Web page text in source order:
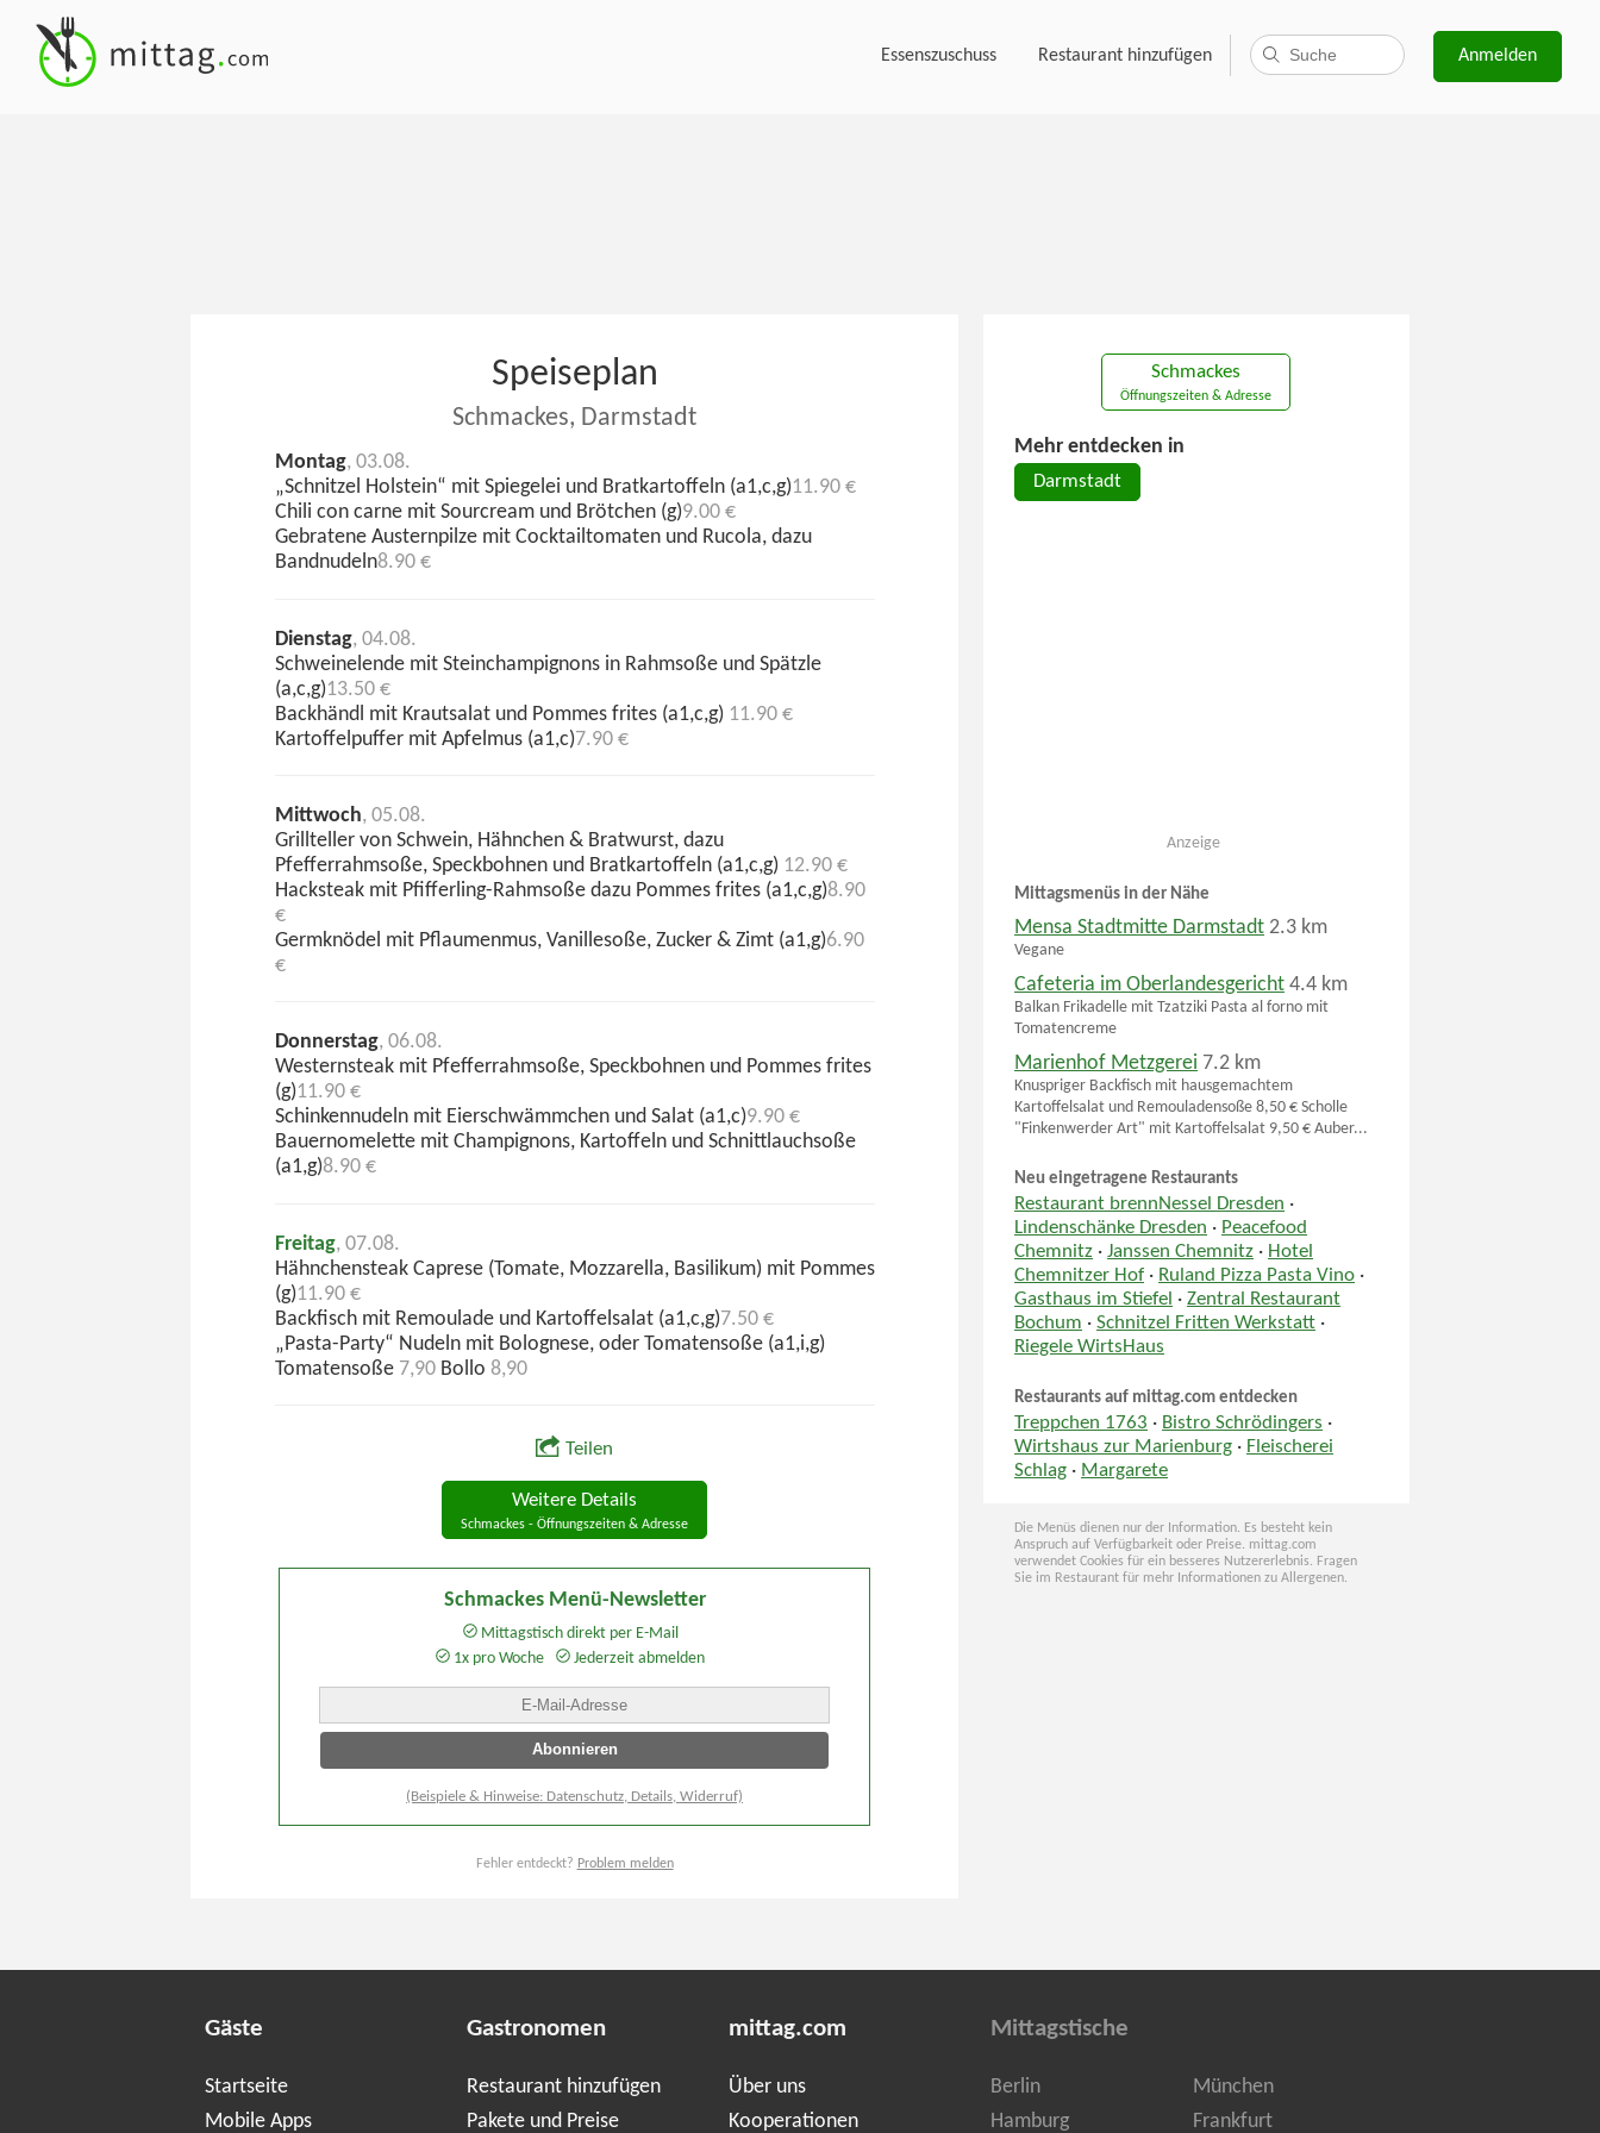
Essenszuschuss Restaurant hinzufügen Anmelden
Speiseplan
Schmackes, Darmstadt
Montag, 03.08.
„Schnitzel Holstein“ mit Spiegelei und Bratkartoffeln (a1,c,g)11.90 €
Chili con carne mit Sourcream und Brötchen (g)9.00 €
Gebratene Austernpilze mit Cocktailtomaten und Rucola, dazu
Bandnudeln8.90 €
Dienstag, 04.08.
Schweinelende mit Steinchampignons in Rahmsoße und Spätzle
(a,c,g)13.50 €
Backhändl mit Krautsalat und Pommes frites (a1,c,g) 11.90 €
Kartoffelpuffer mit Apfelmus (a1,c)7.90 €
Mittwoch, 05.08.
Grillteller von Schwein, Hähnchen & Bratwurst, dazu
Pfefferrahmsoße, Speckbohnen und Bratkartoffeln (a1,c,g) 12.90 €
Hacksteak mit Pfifferling-Rahmsoße dazu Pommes frites (a1,c,g)8.90
€
Germknödel mit Pflaumenmus, Vanillesoße, Zucker & Zimt (a1,g)6.90
€
Donnerstag, 06.08.
Westernsteak mit Pfefferrahmsoße, Speckbohnen und Pommes frites
(g)11.90 €
Schinkennudeln mit Eierschwämmchen und Salat (a1,c)9.90 €
Bauernomelette mit Champignons, Kartoffeln und Schnittlauchsoße
(a1,g)8.90 €
Freitag, 07.08.
Hähnchensteak Caprese (Tomate, Mozzarella, Basilikum) mit Pommes
(g)11.90 €
Backfisch mit Remoulade und Kartoffelsalat (a1,c,g)7.50 €
„Pasta-Party“ Nudeln mit Bolognese, oder Tomatensoße (a1,i,g)
Tomatensoße7,90 Bollo 8,90
Teilen
Weitere Details
Schmackes - Öffnungszeiten & Adresse
Schmackes Menü-Newsletter
Mittagstisch direkt per E-Mail
1x pro Woche
Jederzeit abmelden
(Beispiele & Hinweise: Datenschutz, Details, Widerruf)
Fehler entdeckt? Problem melden
Schmackes
Öffnungszeiten & Adresse
Mehr entdecken in
Darmstadt
Anzeige
Mittagsmenüs in der Nähe
Mensa Stadtmitte Darmstadt 2.3 km
Vegane
Cafeteria im Oberlandesgericht 4.4 km
Balkan Frikadelle mit Tzatziki Pasta al forno mit
Tomatencreme
Marienhof Metzgerei 7.2 km
Knuspriger Backfisch mit hausgemachtem
Kartoffelsalat und Remouladensoße 8,50 € Scholle
"Finkenwerder Art" mit Kartoffelsalat 9,50 € Auber...
Neu eingetragene Restaurants
Restaurant brennNessel Dresden ·
Lindenschänke Dresden · Peacefood
Chemnitz ·Janssen Chemnitz · Hotel
Chemnitzer Hof · Ruland Pizza Pasta Vino ·
Gasthaus im Stiefel ·Zentral Restaurant
Bochum ·Schnitzel Fritten Werkstatt ·
Riegele WirtsHaus
Restaurants auf mittag.com entdecken
Treppchen 1763 · Bistro Schrödingers ·
Wirtshaus zur Marienburg · Fleischerei
Schlag · Margarete
Die Menüs dienen nur der Information. Es besteht kein
Anspruch auf Verfügbarkeit oder Preise. mittag.com
verwendet Cookies für ein besseres Nutzererlebnis. Fragen
Sie im Restaurant für mehr Informationen zu Allergenen.
Gäste
Startseite
Mobile Apps
Gastronomen
Restaurant hinzufügen
Pakete und Preise
mittag.com
Über uns
Kooperationen
Mittagstische
Berlin
München
Hamburg
Frankfurt